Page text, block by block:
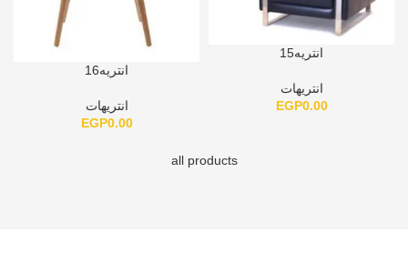
انتريه15
انتريهات
EGP0.00
انتريه16
انتريهات
EGP0.00
all products